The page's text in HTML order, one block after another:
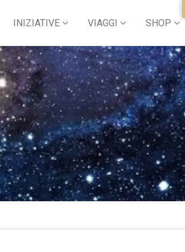
INIZIATIVE VIAGGI SHOP